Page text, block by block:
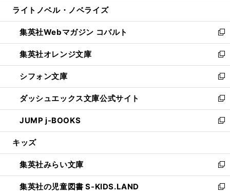
開
く
ウ
で
開
く
ン
ド
ウ
で
開
く
ウ
ィ
ン
ド
ウ
で
開
く
ライトノベル・ノベライズ
集英社Webマガジン コバルト
新
し
い
ウ
ィ
ン
ド
ウ
で
開
集英社オレンジ文庫
新
し
い
ウ
ィ
ン
ド
ウ
開
く
シフォン文庫
新
し
い
ウ
ィ
ン
ウ
で
開
く
ダッシュエックス文庫公式サイト
新
し
い
ウ
ン
ド
ウ
で
JUMP j-BOOKS
新
し
ウ
ィ
ン
ド
キッズ
集英社みらい文庫
新
し
い
集英社の児童図書 S-KIDS.LAND
新